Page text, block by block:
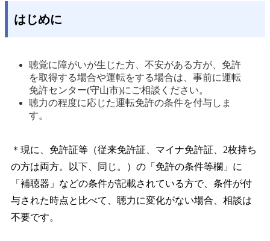
はじめに
聴覚に障がいが生じた方、不安がある方が、免許
を取得する場合や運転をする場合は、事前に運転
免許センター(守山市)にご相談ください。
聴力の程度に応じた運転免許の条件を付与しま
す。
＊現に、免許証等（従来免許証、マイナ免許証、2枚持ち
の方は両方。以下、同じ。）の「免許の条件等欄」に
「補聴器」などの条件が記載されている方で、条件が付
与された時点と比べて、聴力に変化がない場合、相談は
不要です。